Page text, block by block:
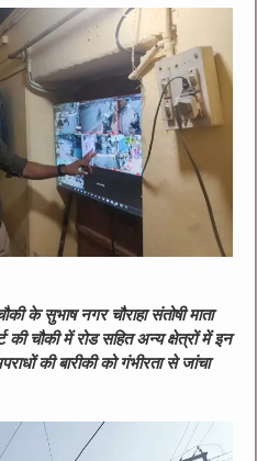
के सुभाष नगर चौराहा संतोषी माता
की चौकी में रोड सहित अन्य क्षेत्रों में इन
की बारीकी को गंभीरता से जांचा